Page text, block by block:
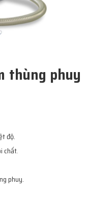
thùng phuy
độ.
chất.
phuy.